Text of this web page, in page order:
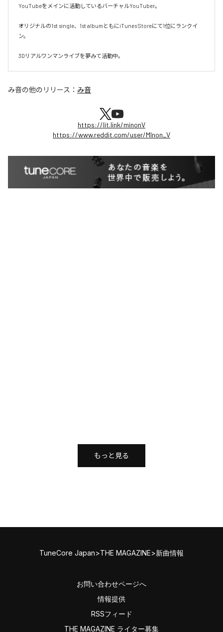
YouTubeをメインに活動しているバーチャルYouTuber。
オリジナルの1st single、1st albumともにiTunes Storeにて1位にランクイ
ン。
3Dリアルワンマンライブを夢みて活動中。
み音の他のリリース： み音
https://lit.link/minonV
https://www.reddit.com/user/MInon_V
もっと見る
TuneCore Japan>THE MAGAZINE>新曲情報
お問い合わせページへ
情報提供
RSSフィード
THE MAGAZINE ライター募集